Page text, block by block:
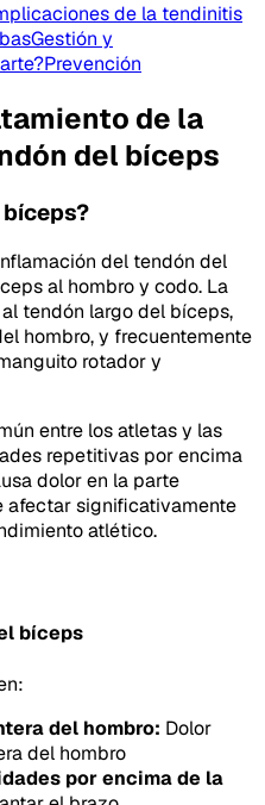
de la tendinitis
Gestión y
Prevención
de la
del bíceps
del tendón del
al hombro y codo. La
tendón largo del bíceps,
hombro, y frecuentemente
rotador y
entre los atletas y las
repetitivas por encima
dolor en la parte
afectar significativamente
atlético.
bíceps
del hombro: Dolor
del hombro
por encima de la